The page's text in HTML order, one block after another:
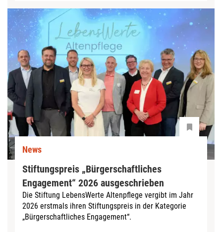
News
Stiftungspreis „Bürgerschaftliches
Engagement“ 2026 ausgeschrieben
Die Stiftung LebensWerte Altenpflege vergibt im Jahr
2026 erstmals ihren Stiftungspreis in der Kategorie
„Bürgerschaftliches Engagement“.